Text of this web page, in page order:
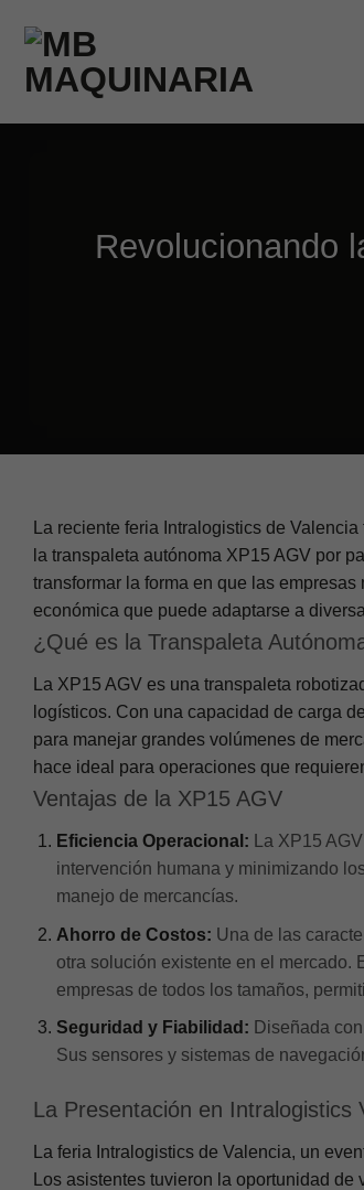
contenido
Revolucionando
La reciente feria Intralogistics de
la transpaleta autónoma XP15 AGV por
transformar la forma en que las
económica que puede adaptarse a
¿Qué es la Transpaleta
La XP15 AGV es una transpaleta
logísticos. Con una capacidad de carga
para manejar grandes volúmenes de
hace ideal para operaciones que
Ventajas de la XP15 AGV
Eficiencia Operacional:
La XP15
intervención humana y minimizando
manejo de mercancías.
Ahorro de Costos: Una de las
otra solución existente en el mercado.
empresas de todos los tamaños,
Seguridad y Fiabilidad: Diseñada
Sus sensores y sistemas de
La Presentación en Intralogistics
La feria Intralogistics de Valencia, un
Los asistentes tuvieron la oportunidad